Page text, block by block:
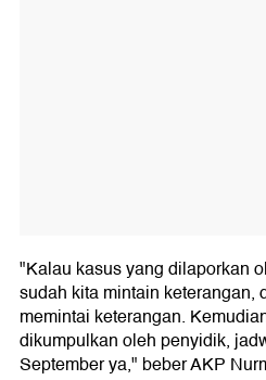
"Kalau kasus yang dilaporkan
sudah kita mintain keterangan,
memintai keterangan.
dikumpulkan oleh penyidik,
September ya," beber AKP